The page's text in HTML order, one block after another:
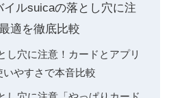
イルsuicaの落とし穴に注
適を徹底比較
し穴に注意！カードとアプリ
やすさで本音比較